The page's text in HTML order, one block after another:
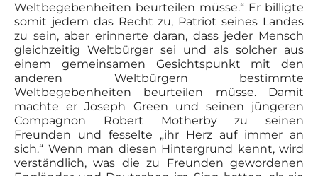
Weltbegebenheiten beurteilen müsse.“ Er billigte
somit jedem das Recht zu, Patriot seines Landes
zu sein, aber erinnerte daran, dass jeder Mensch
gleichzeitig Weltbürger sei und als solcher aus
einem gemeinsamen Gesichtspunkt mit den
anderen Weltbürgern bestimmte
Weltbegebenheiten beurteilen müsse. Damit
machte er Joseph Green und seinen jüngeren
Compagnon Robert Motherby zu seinen
Freunden und fesselte „ihr Herz auf immer an
sich.“ Wenn man diesen Hintergrund kennt, wird
verständlich, was die zu Freunden gewordenen